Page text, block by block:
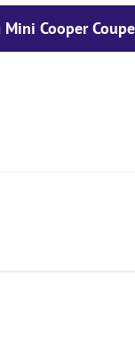
Mini Cooper Coupe